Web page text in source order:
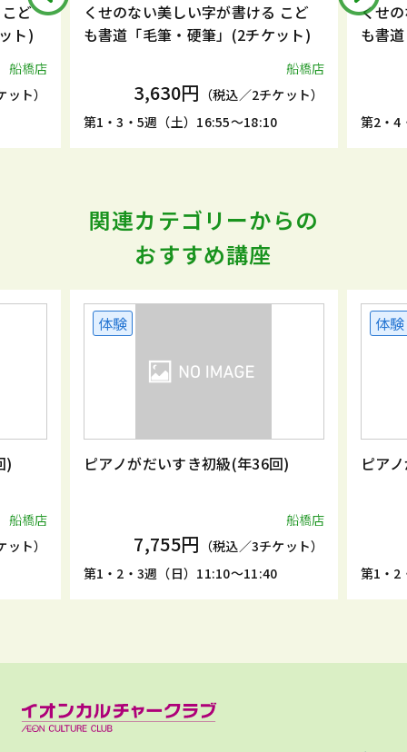
ど
ト)
船橋店
ト）
くせのない美しい字が書ける こど
も書道「毛筆・硬筆」(2チケット)
船橋店
3,630円 （税込／2チケット）
第1・3・5週（土）16:55～18:10
くせ
も書
第2・4
関連カテゴリーからの
おすすめ講座
)
船橋店
ト）
体験
ピアノがだいすき初級(年36回)
船橋店
7,755円 （税込／3チケット）
第1・2・3週（日）11:10～11:40
体験
ピア
第1・2